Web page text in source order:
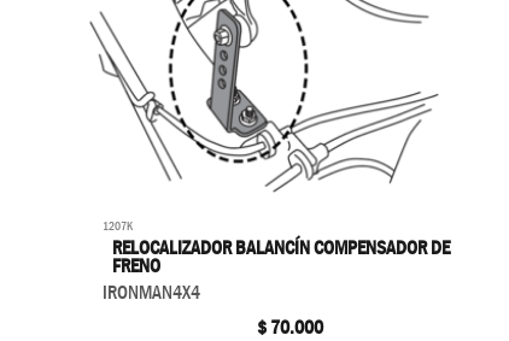
1207K
RELOCALIZADOR BALANCÍN COMPENSADOR DE
FRENO
IRONMAN4X4
$70.000